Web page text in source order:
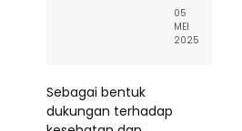
05
MEI
2025
Sebagai bentuk
dukungan terhadap